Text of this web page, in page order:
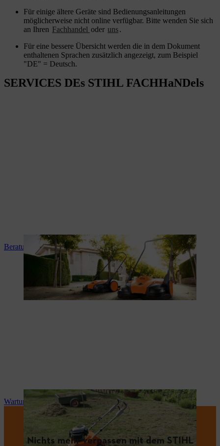
Für einige ältere Geräte sind Bedienungsanleitungen
möglicherweise nicht online verfügbar. Bitte wenden Sie sich
an Ihren Fachhandel oder uns.
Für eine bessere Übersicht werden die in dem Dokument
enthaltenen Sprachen zusätzlich angezeigt, zum Beispiel
"DE" = Deutsch.
SERVICES DEs STIHL FACHHaNDels
Beratung und Produkteinweisung
Wartung und Reparatur
Nichts mehr verpassen mit dem STIHL